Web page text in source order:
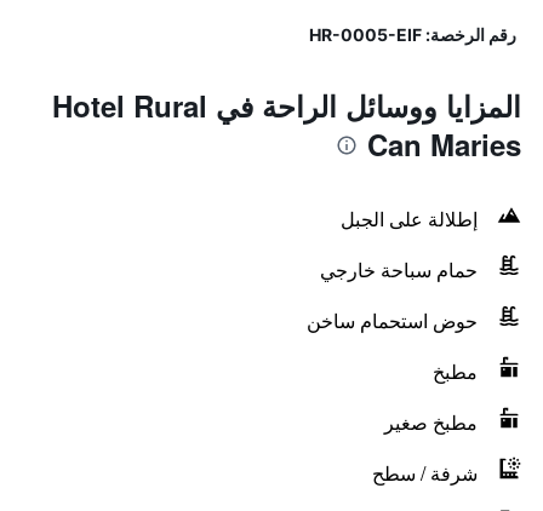
رقم الرخصة: HR-0005-EIF
المزايا ووسائل الراحة في Hotel Rural
Can Maries
إطلالة على الجبل
حمام سباحة خارجي
حوض استحمام ساخن
مطبخ
مطبخ صغير
شرفة / سطح